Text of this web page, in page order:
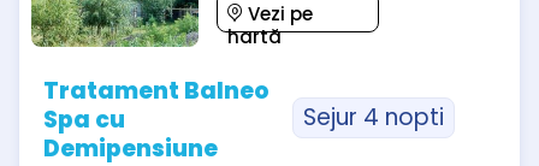
Vezi pe
hartă
Tratament Balneo
Spa cu
Demipensiune
Sejur 4 nopti